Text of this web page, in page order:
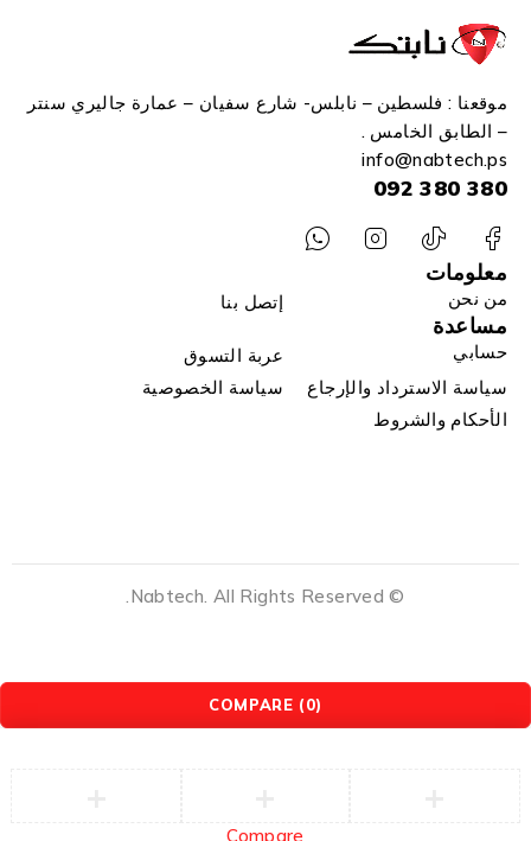
موقعنا : فلسطين – نابلس- شارع سفيان – عمارة جاليري سنتر
– الطابق الخامس .
info@nabtech.ps
380 380 092
معلومات
من نحن إتصل بنا
مساعدة
حسابي
عربة التسوق
سياسة الاسترداد والإرجاع
سياسة الخصوصية
الأحكام والشروط
© Nabtech. All Rights Reserved.
COMPARE (0)
Compare